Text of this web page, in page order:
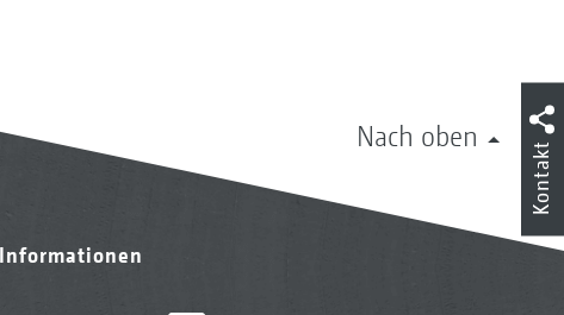
Nach oben
Kontakt